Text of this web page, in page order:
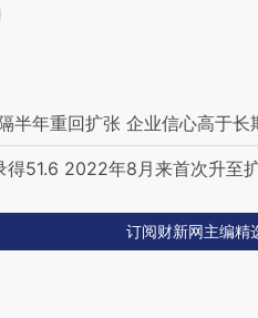
半年重回扩张 企业信心高于长
51.6 2022年8月来首次升至
订阅财新网主编精